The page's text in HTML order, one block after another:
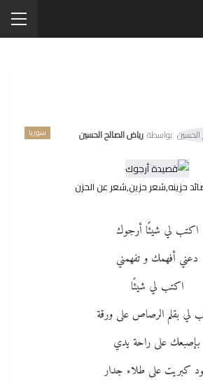
سوريا بواسطة رياض الصالح الحسين
حزينه,شعر حزين,شعر عن الحزن
اكتب لي شيئًا أرجوك
دعني أفهمك و تفهمني
اكتب لي شيئًا
لي بقلم الرصاص على ورقة
بإصبعك على راحة يدي
كبريت على طلاء جدار